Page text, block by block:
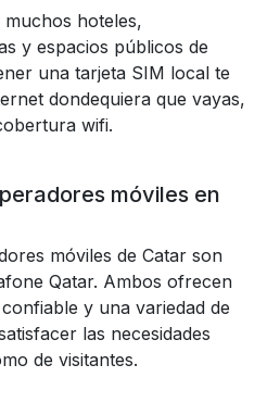
hoteles,
y espacios públicos de
una tarjeta SIM local te
dondequiera que vayas,
wifi.
móviles en
móviles de Catar son
Qatar. Ambos ofrecen
y una variedad de
las necesidades
de visitantes.